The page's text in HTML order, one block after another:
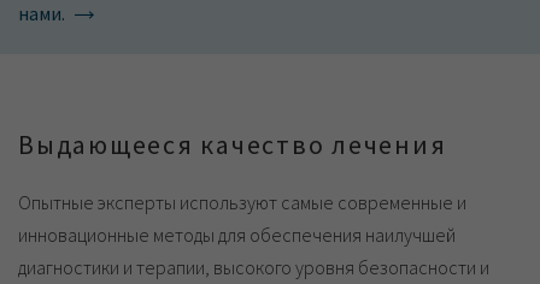
нами.
Выдающееся качество лечения
Опытные эксперты используют самые современные и
инновационные методы для обеспечения наилучшей
диагностики и терапии, высокого уровня безопасности и